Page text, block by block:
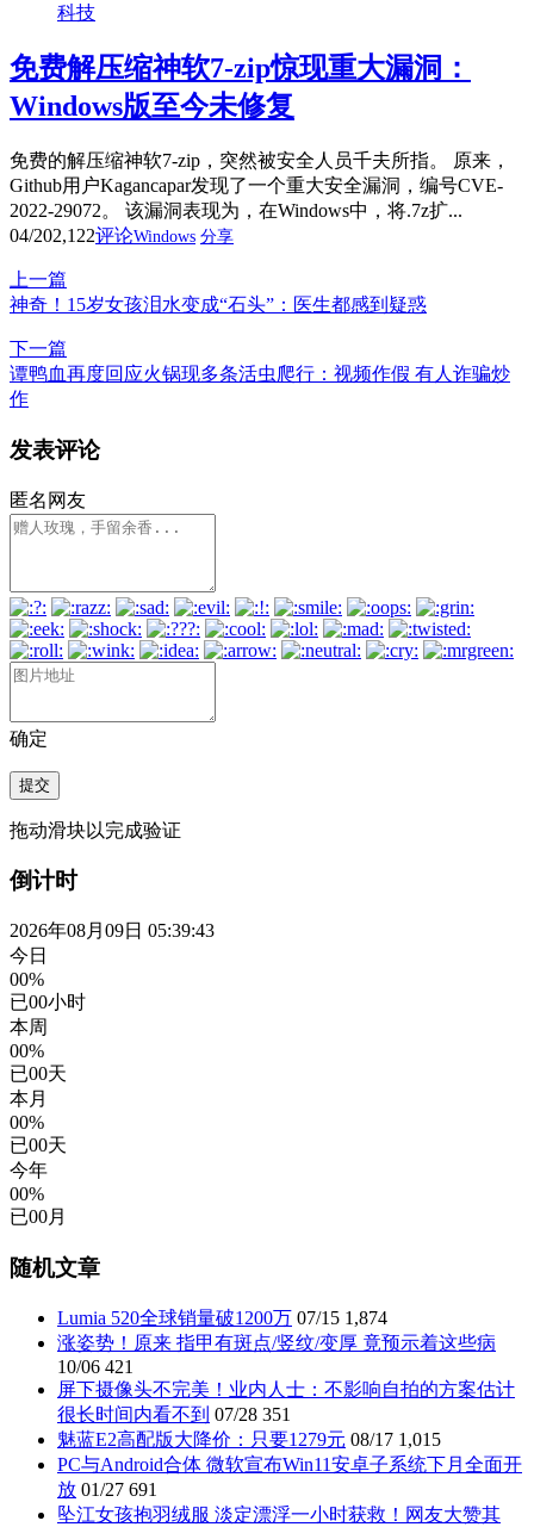
科技
免费解压缩神软7-zip惊现重大漏洞：
Windows版至今未修复
免费的解压缩神软7-zip，突然被安全人员千夫所指。 原来，
Github用户Kagancapar发现了一个重大安全漏洞，编号CVE-
2022-29072。 该漏洞表现为，在Windows中，将.7z扩...
04/202,122评论Windows 分享
上一篇
神奇！15岁女孩泪水变成“石头”：医生都感到疑惑
下一篇
谭鸭血再度回应火锅现多条活虫爬行：视频作假 有人诈骗炒
作
发表评论
匿名网友
确定
提交
拖动滑块以完成验证
倒计时
2026年08月09日 05:39:44
今日
00%
已00小时
本周
00%
已00天
本月
00%
已00天
今年
00%
已00月
随机文章
Lumia 520全球销量破1200万 07/15 1,874
涨姿势！原来 指甲有斑点/竖纹/变厚 竟预示着这些病
10/06 421
屏下摄像头不完美！业内人士：不影响自拍的方案估计
很长时间内看不到 07/28 351
魅蓝E2高配版大降价：只要1279元 08/17 1,015
PC与Android合体 微软宣布Win11安卓子系统下月全面开
放 01/27 691
坠江女孩抱羽绒服 淡定漂浮一小时获救！网友大赞其